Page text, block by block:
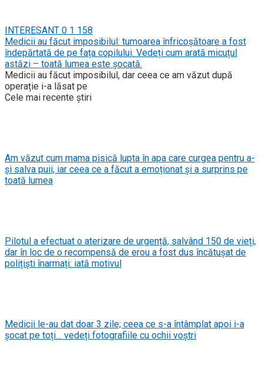
INTERESANT 0 1 158
Medicii au făcut imposibilul: tumoarea înfricoșătoare a fost
îndepărtată de pe fața copilului. Vedeți cum arată micuțul
astăzi – toată lumea este șocată.
Medicii au făcut imposibilul, dar ceea ce am văzut după
operație i-a lăsat pe
Cele mai recente știri
Am văzut cum mama pisică lupta în apa care curgea pentru a-
și salva puii, iar ceea ce a făcut a emoționat și a surprins pe
toată lumea
Pilotul a efectuat o aterizare de urgență, salvând 150 de vieți,
dar în loc de o recompensă de erou a fost dus încătușat de
polițiști înarmați: iată motivul
Medicii le-au dat doar 3 zile; ceea ce s-a întâmplat apoi i-a
șocat pe toți… vedeți fotografiile cu ochii voștri